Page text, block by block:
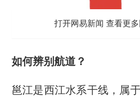
打开网易新闻 查看更
如何辨别航道？
邕江是西江水系干线，属